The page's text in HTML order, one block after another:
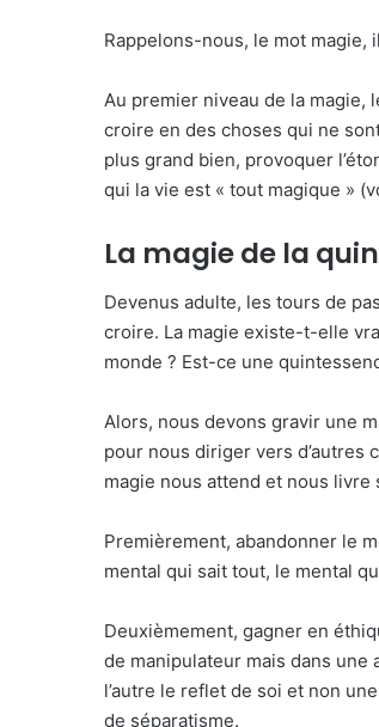
Rappelons-nous, le mot magie,
Au premier niveau de la magie,
croire en des choses qui ne
plus grand bien, provoquer
qui la vie est « tout magique »
La magie de la
Devenus adulte, les tours de
croire. La magie existe-t-elle
monde ? Est-ce une
Alors, nous devons gravir une
pour nous diriger vers d’autres
magie nous attend et nous
Premièrement, abandonner le
mental qui sait tout, le mental
Deuxièmement, gagner en
de manipulateur mais dans une
l’autre le reflet de soi et non
de séparatisme.